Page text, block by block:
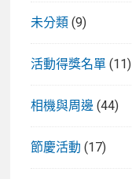
未分類 (9)
活動得獎名單 (11)
相機與周邊 (44)
節慶活動 (17)